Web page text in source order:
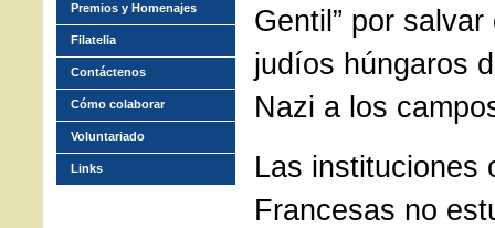
Gentil” por
judíos húngaros
Nazi a los
Las instituciones
Francesas no
Premios y Homenajes
Filatelia
Contáctenos
Cómo colaborar
Voluntariado
Links